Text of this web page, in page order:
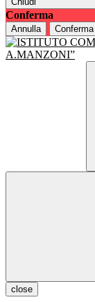
Conferma
Annulla Conferma
close